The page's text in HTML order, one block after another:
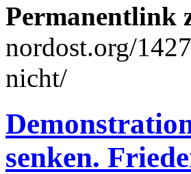
Permanentlink
nordost.org/
nicht/
senken.